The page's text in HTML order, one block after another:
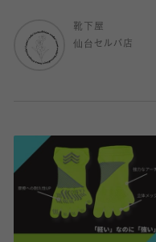
靴下屋
仙台セルバ店